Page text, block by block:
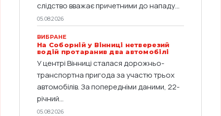
слідство вважає причетними до нападу...
05.08.2026
ВИБРАНЕ
На Соборній у Вінниці нетверезий
водій протаранив два автомобілі
У центрі Вінниці сталася дорожньо-
транспортна пригода за участю трьох
автомобілів. За попередніми даними, 22-
річний...
05.08.2026